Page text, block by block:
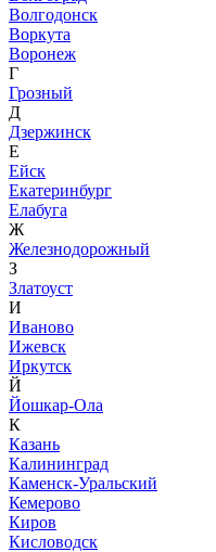
Волгодонск
Воркута
Воронеж
Г
Грозный
Д
Дзержинск
Е
Ейск
Екатеринбург
Елабуга
Ж
Железнодорожный
З
Златоуст
И
Иваново
Ижевск
Иркутск
Й
Йошкар-Ола
К
Казань
Калининград
Каменск-Уральский
Кемерово
Киров
Кисловодск